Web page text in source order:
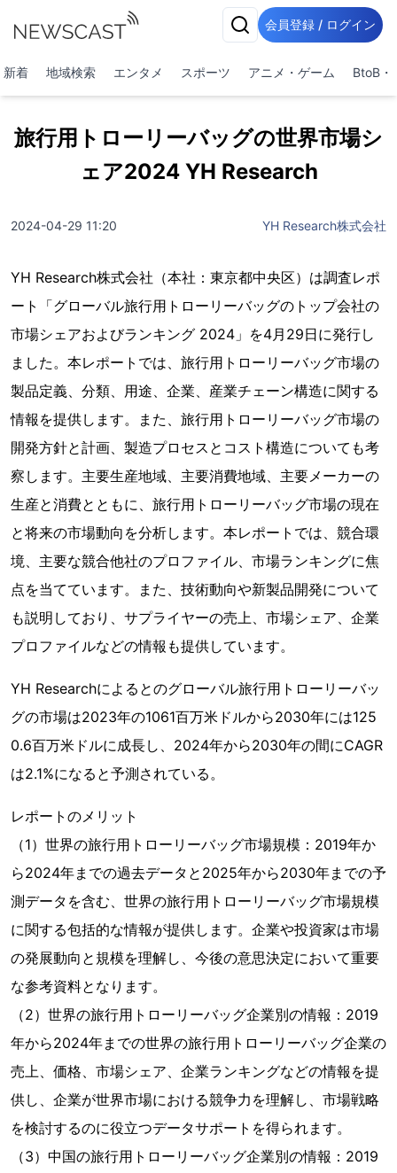
会員登録 / ログイン
新着 地域検索 エンタメ スポーツ アニメ・ゲーム BtoB・
旅行用トローリーバッグの世界市場シ
ェア2024 YH Research
2024-04-29 11:20 YH Research株式会社
YH Research株式会社（本社：東京都中央区）は調査レポ
ート「グローバル旅行用トローリーバッグのトップ会社の
市場シェアおよびランキング 2024」を4月29日に発行し
ました。本レポートでは、旅行用トローリーバッグ市場の
製品定義、分類、用途、企業、産業チェーン構造に関する
情報を提供します。また、旅行用トローリーバッグ市場の
開発方針と計画、製造プロセスとコスト構造についても考
察します。主要生産地域、主要消費地域、主要メーカーの
生産と消費とともに、旅行用トローリーバッグ市場の現在
と将来の市場動向を分析します。本レポートでは、競合環
境、主要な競合他社のプロファイル、市場ランキングに焦
点を当てています。また、技術動向や新製品開発について
も説明しており、サプライヤーの売上、市場シェア、企業
プロファイルなどの情報も提供しています。
YH Researchによるとのグローバル旅行用トローリーバッ
グの市場は2023年の1061百万米ドルから2030年には125
0.6百万米ドルに成長し、2024年から2030年の間にCAGR
は2.1%になると予測されている。
レポートのメリット
（1）世界の旅行用トローリーバッグ市場規模：2019年か
ら2024年までの過去データと2025年から2030年までの予
測データを含む、世界の旅行用トローリーバッグ市場規模
に関する包括的な情報が提供します。企業や投資家は市場
の発展動向と規模を理解し、今後の意思決定において重要
な参考資料となります。
（2）世界の旅行用トローリーバッグ企業別の情報：2019
年から2024年までの世界の旅行用トローリーバッグ企業の
売上、価格、市場シェア、企業ランキングなどの情報を提
供し、企業が世界市場における競争力を理解し、市場戦略
を検討するのに役立つデータサポートを得られます。
（3）中国の旅行用トローリーバッグ企業別の情報：2019